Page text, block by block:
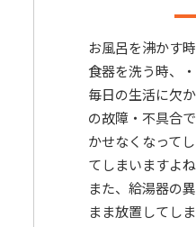
お風呂を沸かす
食器を洗う時、
毎日の生活に欠
の故障・不具合
かせなくなって
てしまいますよね
また、給湯器の
まま放置してし